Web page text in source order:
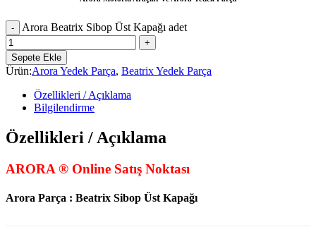
Arora Beatrix Sibop Üst Kapağı adet
Sepete Ekle
Ürün:Arora Yedek Parça, Beatrix Yedek Parça
Özellikleri / Açıklama
Bilgilendirme
Özellikleri / Açıklama
ARORA ® Online Satış Noktası
Arora Parça : Beatrix Sibop Üst Kapağı